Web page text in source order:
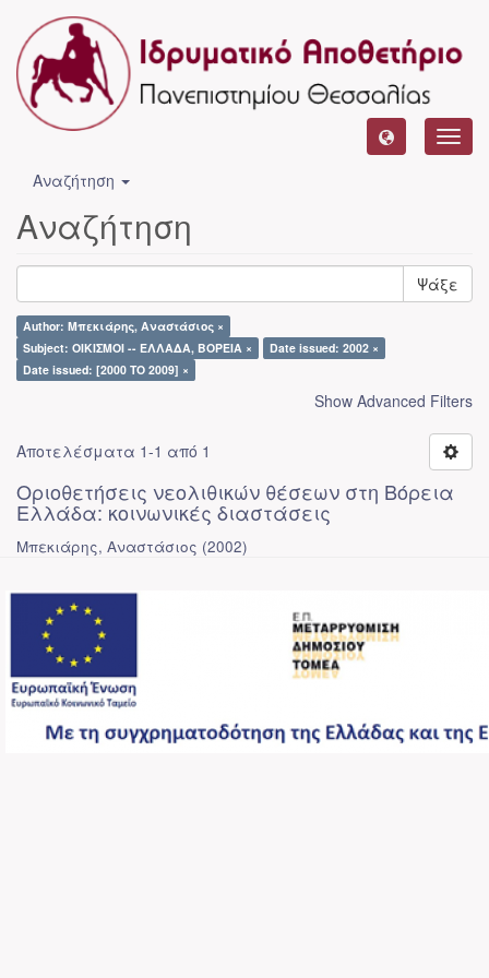
Αναζήτηση
Αναζήτηση
Ψάξε
Author: Μπεκιάρης, Αναστάσιος ×
Subject: ΟΙΚΙΣΜΟΙ -- ΕΛΛΑΔΑ, ΒΟΡΕΙΑ ×
Date issued: 2002 ×
Date issued: [2000 TO 2009] ×
Show Advanced Filters
Αποτελέσματα 1-1 από 1
Οριοθετήσεις νεολιθικών θέσεων στη Βόρεια
Ελλάδα: κοινωνικές διαστάσεις
Μπεκιάρης, Αναστάσιος (2002)